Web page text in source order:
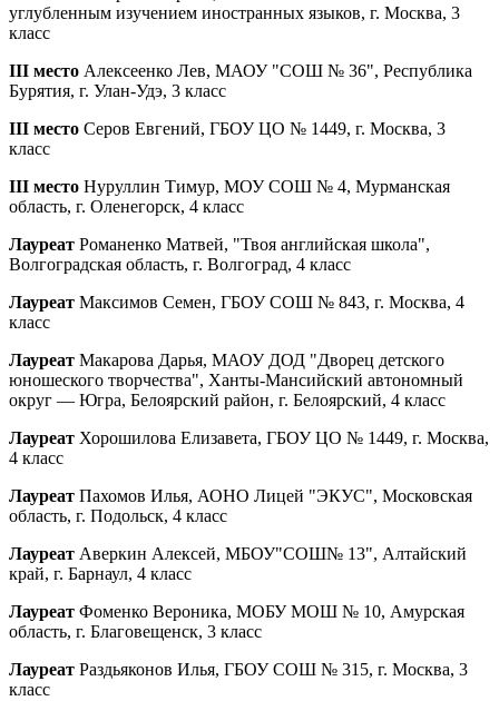
углубленным изучением иностранных языков, г. Москва, 3
класс
III место Алексеенко Лев, МАОУ "СОШ № 36", Республика
Бурятия, г. Улан-Удэ, 3 класс
III место Серов Евгений, ГБОУ ЦО № 1449, г. Москва, 3
класс
III место Нуруллин Тимур, МОУ СОШ № 4, Мурманская
область, г. Оленегорск, 4 класс
Лауреат Романенко Матвей, "Твоя английская школа",
Волгоградская область, г. Волгоград, 4 класс
Лауреат Максимов Семен, ГБОУ СОШ № 843, г. Москва, 4
класс
Лауреат Макарова Дарья, МАОУ ДОД "Дворец детского
юношеского творчества", Ханты-Мансийский автономный
округ — Югра, Белоярский район, г. Белоярский, 4 класс
Лауреат Хорошилова Елизавета, ГБОУ ЦО № 1449, г. Москва,
4 класс
Лауреат Пахомов Илья, АОНО Лицей "ЭКУС", Московская
область, г. Подольск, 4 класс
Лауреат Аверкин Алексей, МБОУ"СОШ№ 13", Алтайский
край, г. Барнаул, 4 класс
Лауреат Фоменко Вероника, МОБУ МОШ № 10, Амурская
область, г. Благовещенск, 3 класс
Лауреат Раздьяконов Илья, ГБОУ СОШ № 315, г. Москва, 3
класс